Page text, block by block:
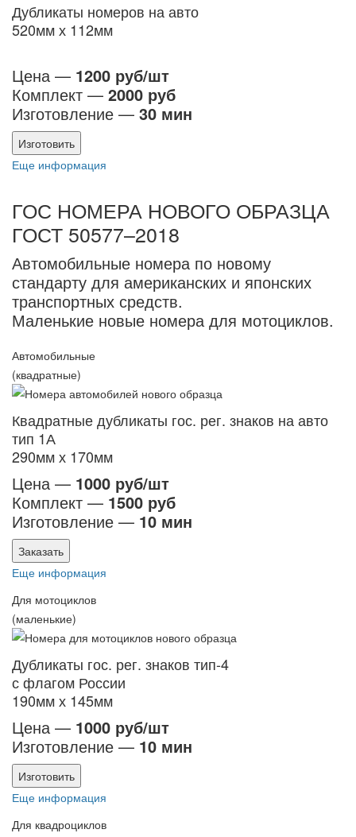
Дубликаты номеров на авто
520мм х 112мм
Цена — 1200 руб/шт
Комплект — 2000 руб
Изготовление — 30 мин
Изготовить
Еще информация
ГОС НОМЕРА НОВОГО ОБРАЗЦА
ГОСТ 50577–2018
Автомобильные номера по новому
стандарту для американских и японских
транспортных средств.
Маленькие новые номера для мотоциклов.
Автомобильные
(квадратные)
Квадратные дубликаты гос. рег. знаков на авто
тип 1А
290мм х 170мм
Цена — 1000 руб/шт
Комплект — 1500 руб
Изготовление — 10 мин
Заказать
Еще информация
Для мотоциклов
(маленькие)
Дубликаты гос. рег. знаков тип-4
с флагом России
190мм х 145мм
Цена — 1000 руб/шт
Изготовление — 10 мин
Изготовить
Еще информация
Для квадроциклов